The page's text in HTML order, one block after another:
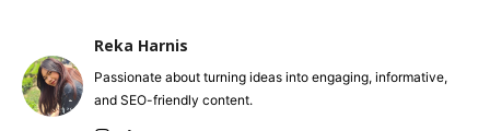
Reka Harnis
Passionate about turning ideas into engaging, informative,
and SEO-friendly content.